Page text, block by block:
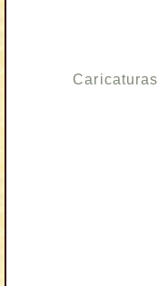
Caricaturas